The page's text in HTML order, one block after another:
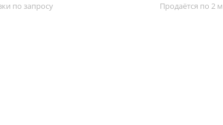
по запросу Продаётся по 2 м